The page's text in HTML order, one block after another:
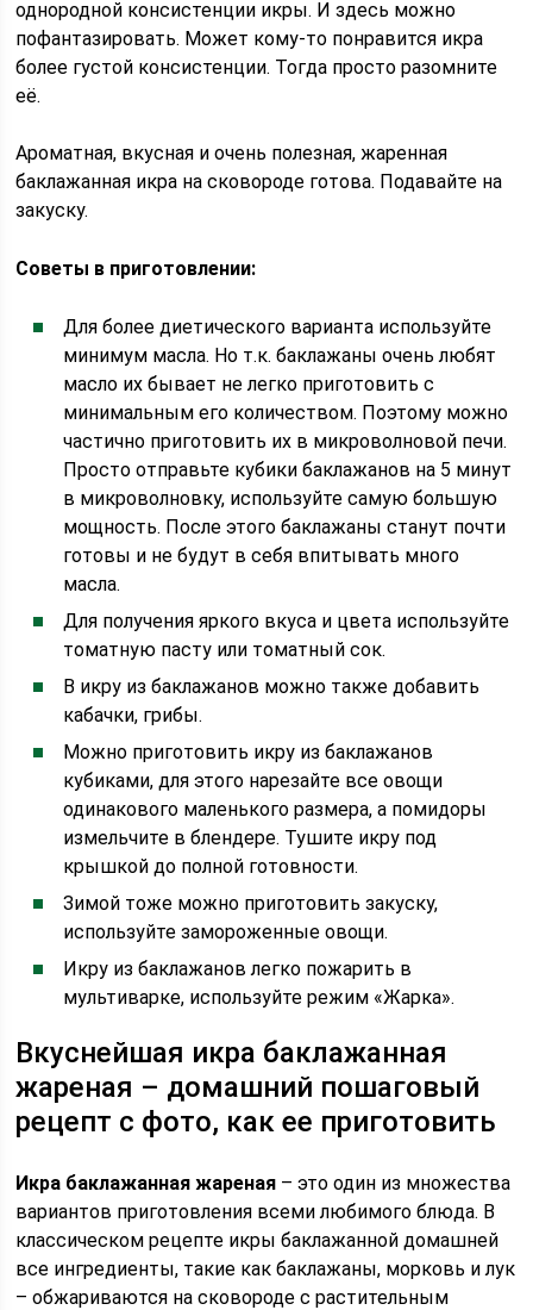
однородной консистенции икры. И здесь можно
пофантазировать. Может кому-то понравится икра
более густой консистенции. Тогда просто разомните
её.
Ароматная, вкусная и очень полезная, жаренная
баклажанная икра на сковороде готова. Подавайте на
закуску.
Советы в приготовлении:
Для более диетического варианта используйте
минимум масла. Но т.к. баклажаны очень любят
масло их бывает не легко приготовить с
минимальным его количеством. Поэтому можно
частично приготовить их в микроволновой печи.
Просто отправьте кубики баклажанов на 5 минут
в микроволновку, используйте самую большую
мощность. После этого баклажаны станут почти
готовы и не будут в себя впитывать много
масла.
Для получения яркого вкуса и цвета используйте
томатную пасту или томатный сок.
В икру из баклажанов можно также добавить
кабачки, грибы.
Можно приготовить икру из баклажанов
кубиками, для этого нарезайте все овощи
одинакового маленького размера, а помидоры
измельчите в блендере. Тушите икру под
крышкой до полной готовности.
Зимой тоже можно приготовить закуску,
используйте замороженные овощи.
Икру из баклажанов легко пожарить в
мультиварке, используйте режим «Жарка».
Вкуснейшая икра баклажанная
жареная – домашний пошаговый
рецепт с фото, как ее приготовить
Икра баклажанная жареная – это один из множества
вариантов приготовления всеми любимого блюда. В
классическом рецепте икры баклажанной домашней
все ингредиенты, такие как баклажаны, морковь и лук
– обжариваются на сковороде с растительным